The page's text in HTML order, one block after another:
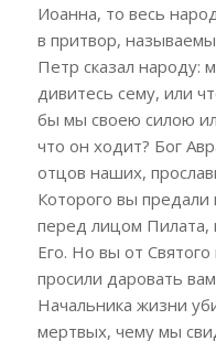
Иоанна, то весь
в притвор,
Петр сказал народу:
дивитесь сему, или
бы мы своею силою
что он ходит? Бог
отцов наших,
Которого вы предали
перед лицом Пилата,
Его. Но вы от
просили даровать
Начальника жизни
мертвых, чему мы